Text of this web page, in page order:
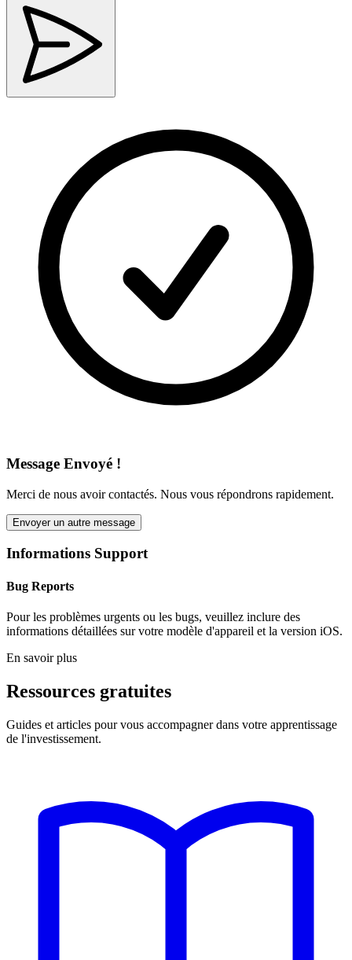
Message Envoyé !
Merci de nous avoir contactés. Nous vous répondrons rapidement.
Envoyer un autre message
Informations Support
Bug Reports
Pour les problèmes urgents ou les bugs, veuillez inclure des
informations détaillées sur votre modèle d'appareil et la version iOS.
En savoir plus
Ressources gratuites
Guides et articles pour vous accompagner dans votre apprentissage
de l'investissement.